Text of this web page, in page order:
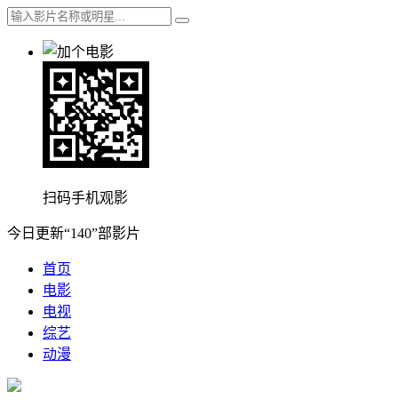
扫码手机观影
今日更新“140”部影片
首页
电影
电视
综艺
动漫